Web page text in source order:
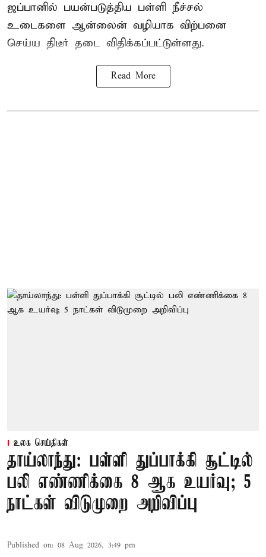
ஜப்பானில் பயன்படுத்திய பள்ளி நீச்சல்
உடைகளை ஆன்லைன் வழியாக விற்பனை
செய்ய திடீர் தடை விதிக்கப்பட்டுள்ளது.
Read More
உலக செய்திகள்
தாய்லாந்து: பள்ளி துப்பாக்கி சூட்டில்
பலி எண்ணிக்கை 8 ஆக உயர்வு; 5
நாட்கள் விடுமுறை அறிவிப்பு
Published on: 08 Aug 2026, 3:49 pm